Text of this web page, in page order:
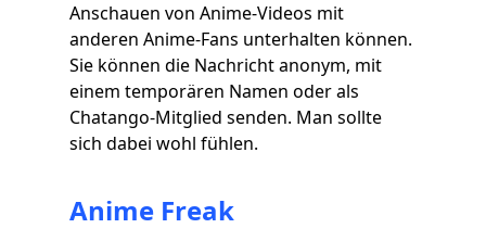
Anschauen von Anime-Videos mit
anderen Anime-Fans unterhalten können.
Sie können die Nachricht anonym, mit
einem temporären Namen oder als
Chatango-Mitglied senden. Man sollte
sich dabei wohl fühlen.
Anime Freak